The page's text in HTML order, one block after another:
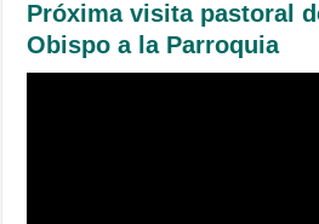
Próxima visita pastoral
Obispo a la Parroquia